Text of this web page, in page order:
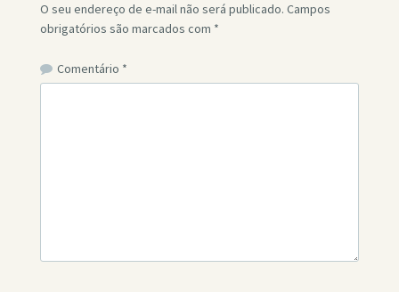
O seu endereço de e-mail não será publicado. Campos
obrigatórios são marcados com *
Comentário *